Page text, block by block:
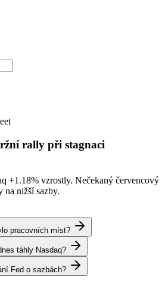
rally při stagnaci
+1.18% vzrostly. Nečekaný červencový
na nižší sazby.
pracovních míst?
táhly Nasdaq?
Fed o sazbách?